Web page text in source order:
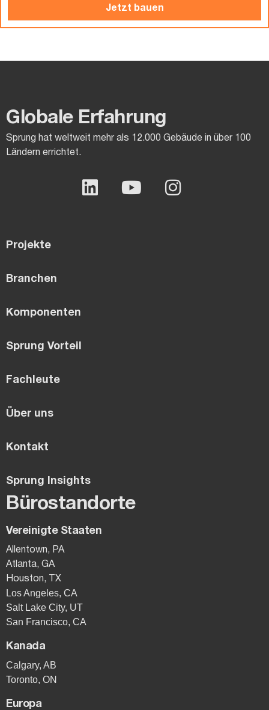
Jetzt bauen
Globale Erfahrung
Sprung hat weltweit mehr als 12.000 Gebäude in über 100
Ländern errichtet.
Projekte
Branchen
Komponenten
Sprung Vorteil
Fachleute
Über uns
Kontakt
Sprung Insights
Bürostandorte
Vereinigte Staaten
Allentown, PA
Atlanta, GA
Houston, TX
Los Angeles, CA
Salt Lake City, UT
San Francisco, CA
Kanada
Calgary, AB
Toronto, ON
Europa